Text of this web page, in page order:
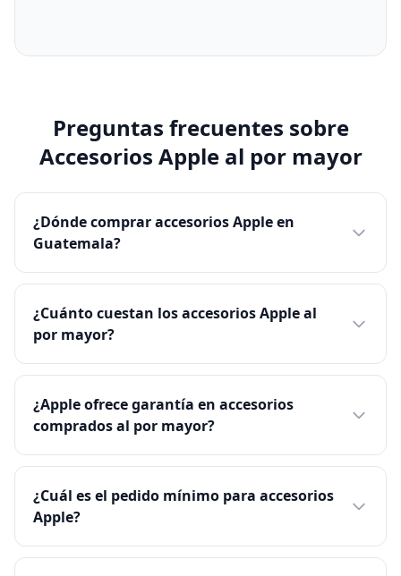
Preguntas frecuentes sobre
Accesorios Apple al por mayor
¿Dónde comprar accesorios Apple en
Guatemala?
¿Cuánto cuestan los accesorios Apple al
por mayor?
¿Apple ofrece garantía en accesorios
comprados al por mayor?
¿Cuál es el pedido mínimo para accesorios
Apple?